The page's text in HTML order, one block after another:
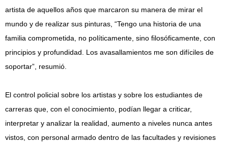
artista de aquellos años que marcaron su manera de mirar el
mundo y de realizar sus pinturas, “Tengo una historia de una
familia comprometida, no políticamente, sino filosóficamente, con
principios y profundidad. Los avasallamientos me son difíciles de
soportar”, resumió.
El control policial sobre los artistas y sobre los estudiantes de
carreras que, con el conocimiento, podían llegar a criticar,
interpretar y analizar la realidad, aumento a niveles nunca antes
vistos, con personal armado dentro de las facultades y revisiones